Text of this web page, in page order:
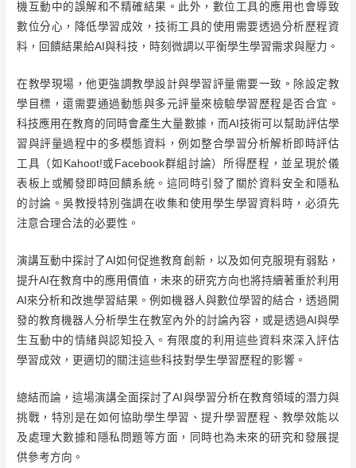
機互動中的誤解和不精確結果。此外，數位工具的應用也會導致
數位分心，降低學習成效，技術工具的使用需要透過分析歷程資
料，回饋結果給AI與科技，時刻微調以平衡學生學習需求與壓力。
在教學現場，他更強調教學設計與學習評量需要一致。除設定教
學目標，還需要通過動態與多元評量來檢驗學習歷程是否合宜。
科技應用在教育的同時會產生大量數據，而AI技術可以幫助評估學
習與評量過程中的多模態資料，例如整合學習分析解析即時評估
工具（如Kahoot!或Facebook群組討論）所得歷程，並呈現於儀
表板上或觸發即時回饋系統。這同時引發了關於資料安全和隱私
的討論。吳教授特別強調在收集和使用學生學習資料時，必須先
注意合理合法的必要性。
演講互動中探討了AI如何促進教育創新，以及如何克服現有弱點，
提升AI在教育中的應用價值，未來的研究方向也將持續著重於利用
AI來分析和改進學習結果。例如機器人與數位學習的結合，透過開
發的教育機器人分析學生在教室內外的討論內容，或是透過AI與學
生互動中的情緒與認知投入。有限度的利用這些資料來深入評估
學習成效，更適切的關注這些科技對學生學習歷程的影響。
總結而論，這場演講全面探討了AI與學習分析在教育領域的潛力與
挑戰，特別是在如何協助學生學習、提升學習歷程、教學效能以
及處理大數據和隱私問題等方面，同時也為未來的研究和發展提
供參考方向。